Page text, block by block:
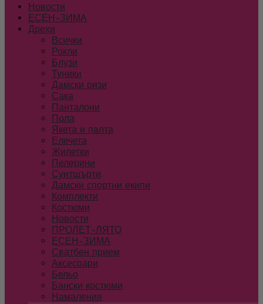
Новости
ЕСЕН-ЗИМА
Дрехи
Всички
Рокли
Блузи
Туники
Дамски ризи
Сака
Панталони
Пола
Якета и палта
Елечета
Жилетки
Пелерини
Суитшърти
Дамски спортни екипи
Комплекти
Костюми
Новости
ПРОЛЕТ-ЛЯТО
ЕСЕН-ЗИМА
Сватбен прием
Аксесоари
Бельо
Бански костюми
Намаления